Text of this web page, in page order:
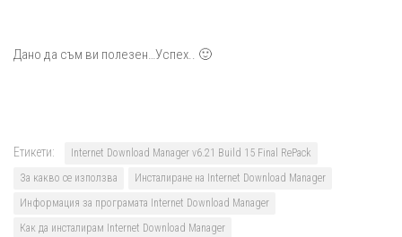
Дано да съм ви полезен…Успех.. 🙂
Етикети:
Internet Download Manager v6.21 Build 15 Final RePack
За какво се използва
Инсталиране на Internet Download Manager
Информация за програмата Internet Download Manager
Как да инсталирам Internet Download Manager